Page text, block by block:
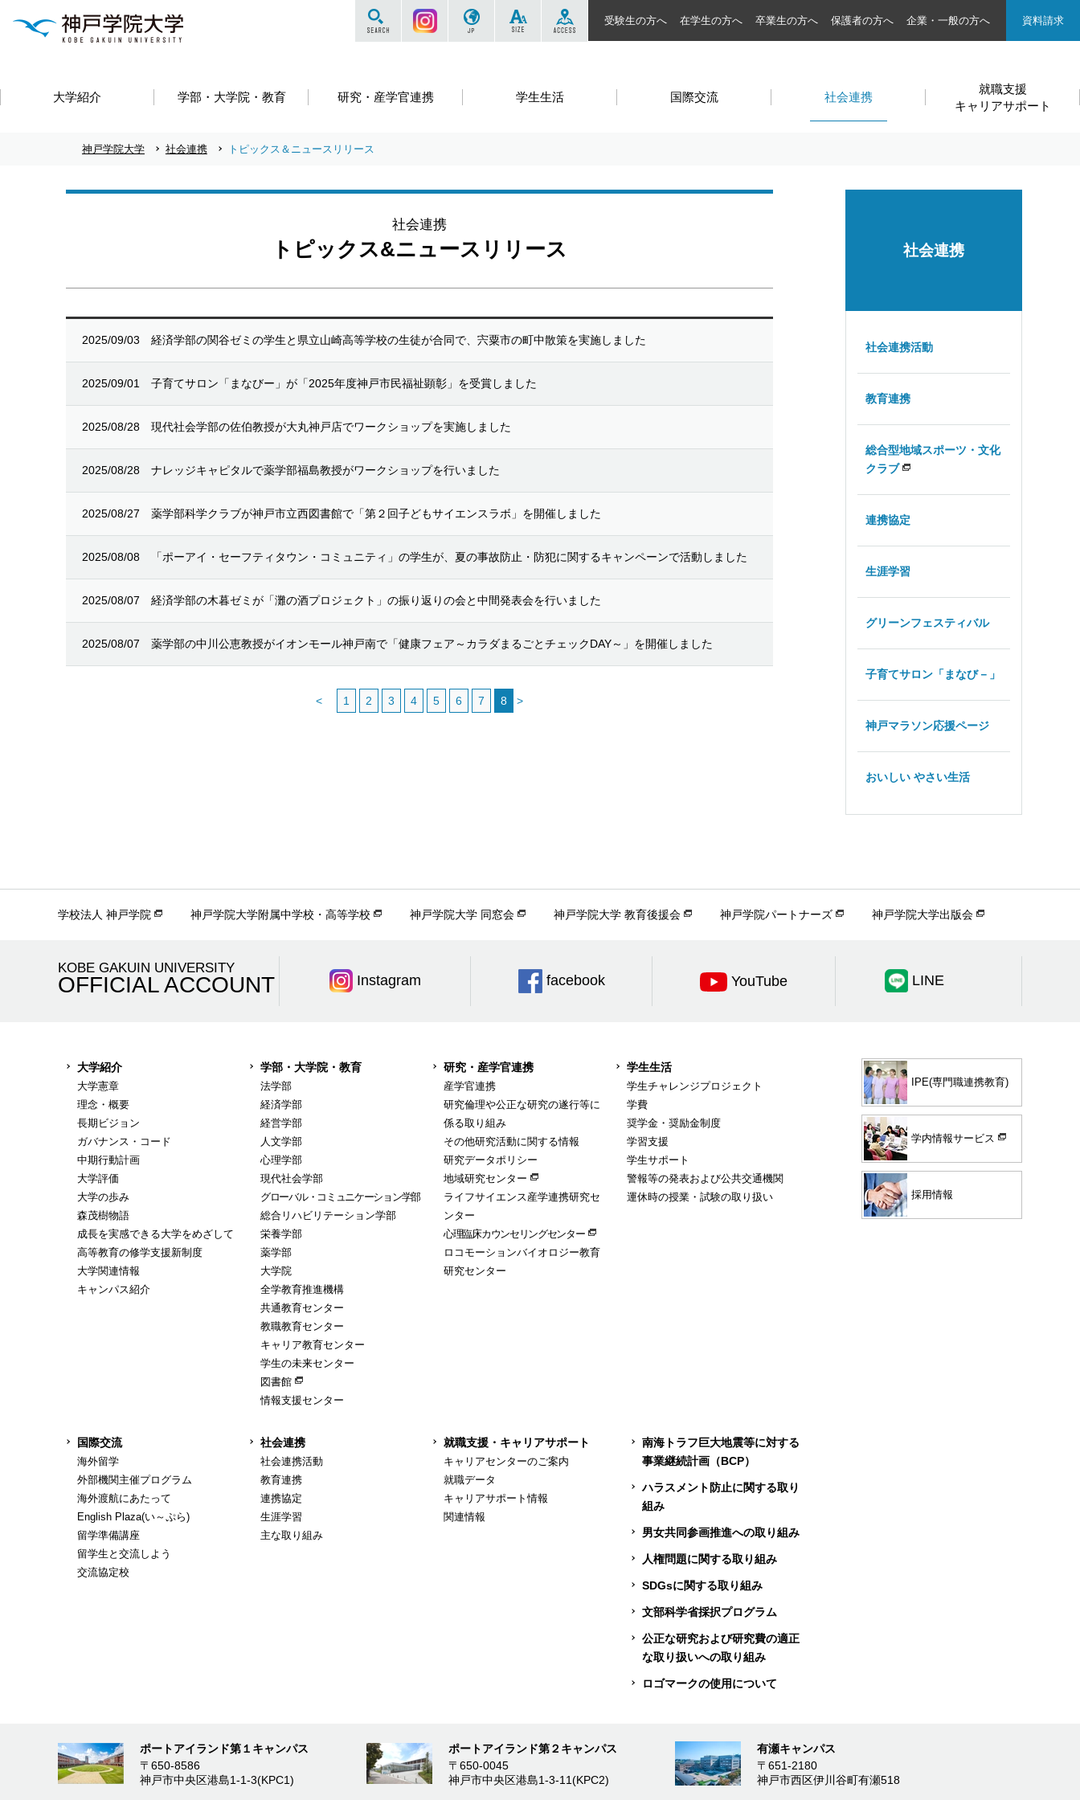
大学紹介 学部・大学院・教育 研究・産学官連携 学生生活 国際交流 社会連携
就職支援
キャリアサポート
サイト内を検索する
Instagram SIZE
受験生の方へ 在学生の方へ 卒業生の方へ 保護者の方へ 企業・一般の方へ 資料請求
神戸学院大学 社会連携 トピックス＆ニュースリリース
社会連携
トピックス&ニュースリリース
2025/09/03 経済学部の関谷ゼミの学生と県立山崎高等学校の生徒が合同で、宍粟市の町中散策を実施しました
2025/09/01 子育てサロン「まなびー」が「2025年度神戸市民福祉顕彰」を受賞しました
2025/08/28 現代社会学部の佐伯教授が大丸神戸店でワークショップを実施しました
2025/08/28 ナレッジキャピタルで薬学部福島教授がワークショップを行いました
2025/08/27 薬学部科学クラブが神戸市立西図書館で「第２回子どもサイエンスラボ」を開催しました
2025/08/08 「ポーアイ・セーフティタウン・コミュニティ」の学生が、夏の事故防止・防犯に関するキャンペーンで活動しました
2025/08/07 経済学部の木暮ゼミが「灘の酒プロジェクト」の振り返りの会と中間発表会を行いました
2025/08/07 薬学部の中川公恵教授がイオンモール神戸南で「健康フェア～カラダまるごとチェックDAY～」を開催しました
< 1 2 3 4 5 6 7 8 >
社会連携
社会連携活動
教育連携
総合型地域スポーツ・文化
クラブ
連携協定
生涯学習
グリーンフェスティバル
子育てサロン「まなび－」
神戸マラソン応援ページ
おいしい やさい生活
学校法人 神戸学院 神戸学院大学附属中学校・高等学校 神戸学院大学 同窓会 神戸学院大学 教育後援会 神戸学院パートナーズ 神戸学院大学出版会
KOBE GAKUIN UNIVERSITY
OFFICIAL ACCOUNT Instagram facebook YouTube LINE
大学紹介
大学憲章
理念・概要
長期ビジョン
ガバナンス・コード
中期行動計画
大学評価
大学の歩み
森茂樹物語
成長を実感できる大学をめざして
高等教育の修学支援新制度
大学関連情報
キャンパス紹介
学部・大学院・教育
法学部
経済学部
経営学部
人文学部
心理学部
現代社会学部
グローバル・コミュニケーション学部
総合リハビリテーション学部
栄養学部
薬学部
大学院
全学教育推進機構
共通教育センター
教職教育センター
キャリア教育センター
学生の未来センター
図書館
情報支援センター
研究・産学官連携
産学官連携
研究倫理や公正な研究の遂行等に
係る取り組み
その他研究活動に関する情報
研究データポリシー
地域研究センター
ライフサイエンス産学連携研究セ
ンター
心理臨床カウンセリングセンター
ロコモーションバイオロジー教育
研究センター
学生生活
学生チャレンジプロジェクト
学費
奨学金・奨励金制度
学習支援
学生サポート
警報等の発表および公共交通機関
運休時の授業・試験の取り扱い
国際交流
海外留学
外部機関主催プログラム
海外渡航にあたって
English Plaza(い～ぷら)
留学準備講座
留学生と交流しよう
交流協定校
社会連携
社会連携活動
教育連携
連携協定
生涯学習
主な取り組み
就職支援・キャリアサポート
キャリアセンターのご案内
就職データ
キャリアサポート情報
関連情報
南海トラフ巨大地震等に対する
事業継続計画（BCP）
ハラスメント防止に関する取り
組み
男女共同参画推進への取り組み
人権問題に関する取り組み
SDGsに関する取り組み
文部科学省採択プログラム
公正な研究および研究費の適正
な取り扱いへの取り組み
ロゴマークの使用について
IPE(専門職連携教育)
学内情報サービス
採用情報
ポートアイランド第１キャンパス
〒650-8586
神戸市中央区港島1-1-3(KPC1)
ポートアイランド第２キャンパス
〒650-0045
神戸市中央区港島1-3-11(KPC2)
有瀬キャンパス
〒651-2180
神戸市西区伊川谷町有瀬518